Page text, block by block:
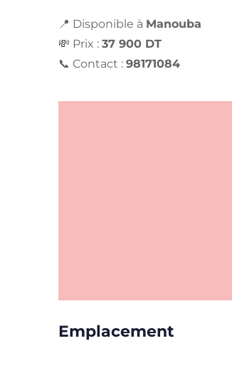
📍 Disponible à Manouba
💸 Prix : 37 900 DT
📞 Contact : 98171084
Emplacement